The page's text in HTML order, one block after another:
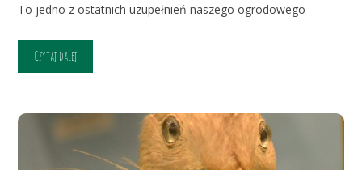
To jedno z ostatnich uzupełnień naszego ogrodowego
Czytaj dalej